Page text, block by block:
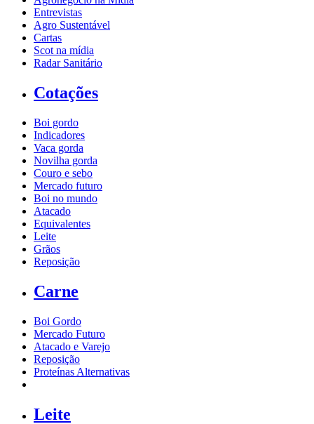
Entrevistas
Agro Sustentável
Cartas
Scot na mídia
Radar Sanitário
Cotações
Boi gordo
Indicadores
Vaca gorda
Novilha gorda
Couro e sebo
Mercado futuro
Boi no mundo
Atacado
Equivalentes
Leite
Grãos
Reposição
Carne
Boi Gordo
Mercado Futuro
Atacado e Varejo
Reposição
Proteínas Alternativas
Leite